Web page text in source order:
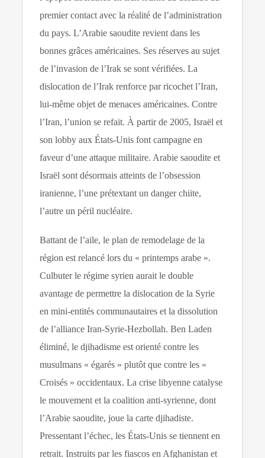
premier contact avec la réalité de l’administration
du pays. L’Arabie saoudite revient dans les
bonnes grâces américaines. Ses réserves au sujet
de l’invasion de l’Irak se sont vérifiées. La
dislocation de l’Irak renforce par ricochet l’Iran,
lui-même objet de menaces américaines. Contre
l’Iran, l’union se refait. À partir de 2005, Israël et
son lobby aux États-Unis font campagne en
faveur d’une attaque militaire. Arabie saoudite et
Israël sont désormais atteints de l’obsession
iranienne, l’une prétextant un danger chiite,
l’autre un péril nucléaire.
Battant de l’aile, le plan de remodelage de la
région est relancé lors du « printemps arabe ».
Culbuter le régime syrien aurait le double
avantage de permettre la dislocation de la Syrie
en mini-entités communautaires et la dissolution
de l’alliance Iran-Syrie-Hezbollah. Ben Laden
éliminé, le djihadisme est orienté contre les
musulmans « égarés » plutôt que contre les «
Croisés » occidentaux. La crise libyenne catalyse
le mouvement et la coalition anti-syrienne, dont
l’Arabie saoudite, joue la carte djihadiste.
Pressentant l’échec, les États-Unis se tiennent en
retrait. Instruits par les fiascos en Afghanistan et